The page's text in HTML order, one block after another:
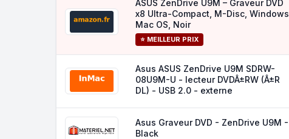
ASUS ZenDrive U9M – Graveur DVD
x8 Ultra-Compact, M-Disc, Windows
Mac OS, Noir
⭐ MEILLEUR PRIX
Asus ASUS ZenDrive U9M SDRW-
08U9M-U - lecteur DVDÂ±RW (Â±R
DL) - USB 2.0 - externe
Asus Graveur DVD - ZenDrive U9M -
Black